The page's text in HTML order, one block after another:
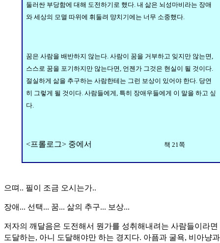
둘러싼 부당함에 대해 도전하기로 했다. 내 삶은 뇌성마비라는 장애
와 세상의 모멸 따위에 휘둘려 먕치기에는 너무 소중했다.
꿈은 사람을 배반하지 않는다. 사람이 꿈을 거부하고 잊지만 않는면,
스스로 꿈을 포기하지만 않는다면, 언젠가 그것은 현실이 될 것이다.
절실하게 삶을 추구하는 사람한테는 그런 보상이 있어야 한다. 당연
히 그렇게 될 것이다. 사람들에게, 특히 장애우들에게 이 말을 하고 싶
다.
<프롤로그> 중에서 책 21쪽
으뗘.. 필이 조금 오시는가..
장애... 선택... 꿈... 삶의 추구... 보상...
저자의 깨달음은 도전해서 뭔가를 성취해내려는 사람들이라면
도달하는, 아니 도달해야만 하는 경지다. 아픔과 굴욕, 비아냥